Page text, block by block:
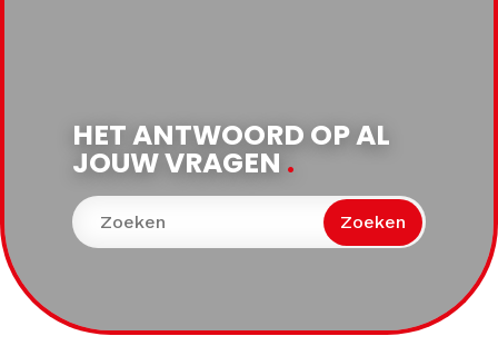
HET ANTWOORD OP AL
JOUW VRAGEN .
Zoeken